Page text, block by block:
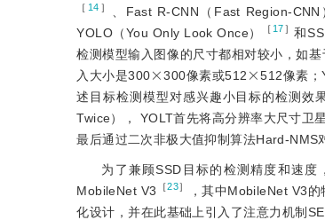
［ 14 ］ 、Fast R-CNN（Fast Region-CNN
YOLO（You Only Look Once）
［ 17］和
检测模型输入图像的尺寸都相对较小，如
入大小是300
×
300像素或512
×
512像素；
述目标检测模型对感兴趣小目标的检测效
Twice）， YOLT首先将高分辨率大尺寸卫
最后通过二次非极大值抑制算法Hard-NMS
为了兼顾SSD目标的检测精度和速
MobileNet V3
［23］ ，其中MobileNet V3
化设计，并在此基础上引入了注意力机制